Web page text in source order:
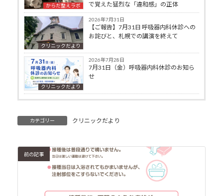
からだ整えラボ
で覚えた猛烈な「違和感」の正体
クリニックだより
2026年7月31日
【ご報告】7月31日 呼吸器内科休診への
お詫びと、札幌での講演を終えて
クリニックだより
2026年7月28日
7月31日（金）呼吸器内科休診のお知ら
せ
カテゴリー クリニックだより
前の記事